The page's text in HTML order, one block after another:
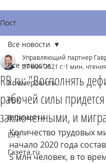
Пост
Все новости
Коммерсантъ
РБК
Ведомости
LIFE
Газета.ru
Все новости
RB.ru: "Восполнять
рабочей силы
заключенными, и
Управляющий партнер
27 мая 2021 г. 1 мин.
Количество трудовых
начало 2020 года
5 млн человек, в то